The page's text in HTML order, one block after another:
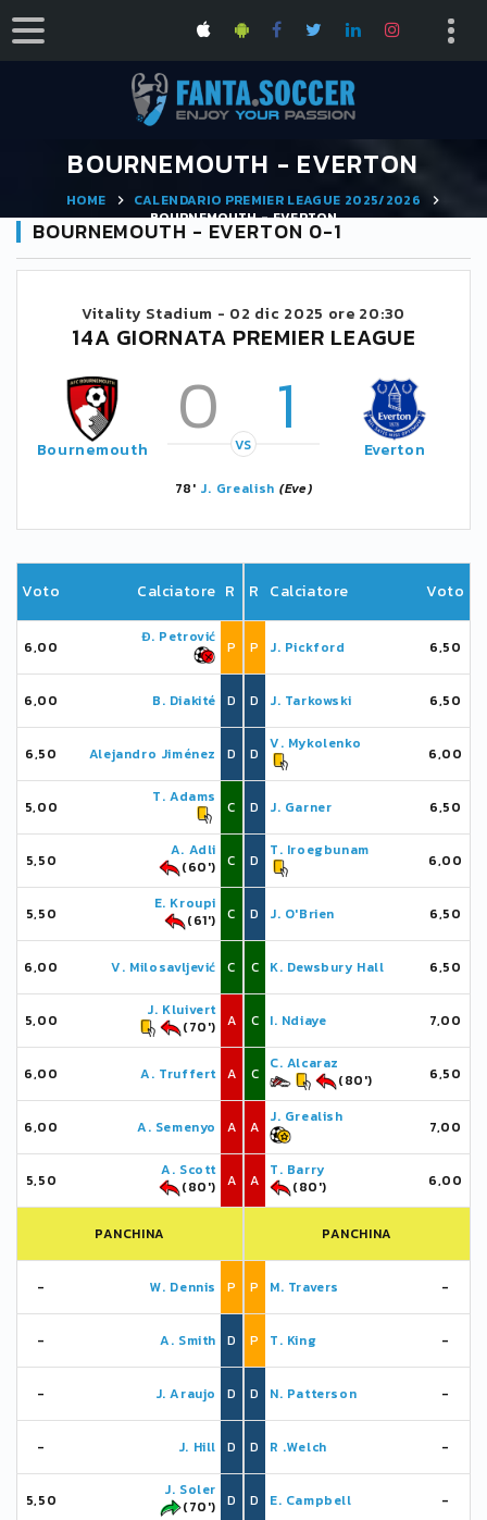
BOURNEMOUTH - EVERTON
HOME
CALENDARIO PREMIER LEAGUE 2025/2026
BOURNEMOUTH - EVERTON
BOURNEMOUTH - EVERTON 0-1
Vitality Stadium - 02 dic 2025 ore 20:30
14A GIORNATA PREMIER LEAGUE
Bournemouth 0 1
VS Everton
78' J. Grealish (Eve)
Voto Calciatore R
6,00
Đ. Petrović
P
6,00 B. Diakité D
6,50 Alejandro Jiménez D
5,00
T. Adams
C
5,50
A. Adli
(60')
C
5,50
E. Kroupi
(61')
C
6,00 V. Milosavljević C
5,00
J. Kluivert
(70')
A
6,00 A. Truffert A
6,00 A. Semenyo A
5,50
A. Scott
(80')
A
PANCHINA
- W. Dennis P
- A. Smith D
- J. Araujo D
- J. Hill D
5,50
J. Soler
(70')
D
R Calciatore Voto
P J. Pickford 6,50
D J. Tarkowski 6,50
D
V. Mykolenko
6,00
D J. Garner 6,50
D
T. Iroegbunam
6,00
D J. O'Brien 6,50
C K. Dewsbury Hall 6,50
C I. Ndiaye 7,00
C
C. Alcaraz
(80')
6,50
A
J. Grealish
7,00
A
T. Barry
(80')
6,00
PANCHINA
P M. Travers -
P T. King -
D N. Patterson -
D R .Welch -
D E. Campbell -